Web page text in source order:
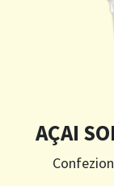
AÇAI